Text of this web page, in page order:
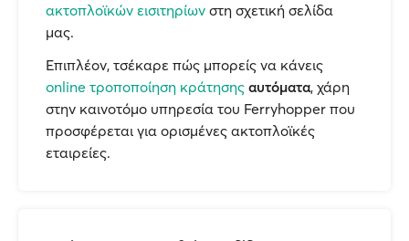
ακτοπλοϊκών εισιτηρίων στη σχετική σελίδα
μας.
Επιπλέον, τσέκαρε πώς μπορείς να κάνεις
online τροποποίηση κράτησης αυτόματα, χάρη
στην καινοτόμο υπηρεσία του Ferryhopper που
προσφέρεται για ορισμένες ακτοπλοϊκές
εταιρείες.